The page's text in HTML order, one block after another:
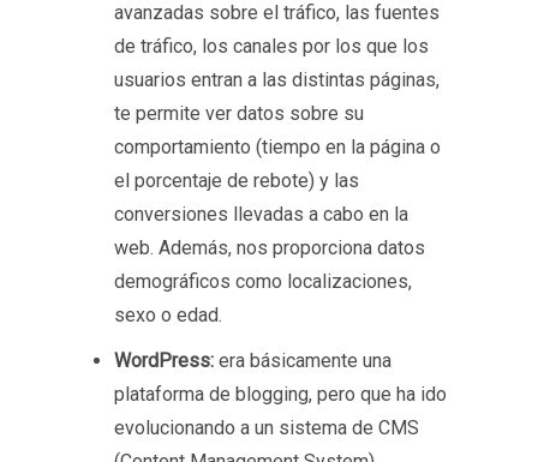
avanzadas sobre el tráfico, las fuentes
de tráfico, los canales por los que los
usuarios entran a las distintas páginas,
te permite ver datos sobre su
comportamiento (tiempo en la página o
el porcentaje de rebote) y las
conversiones llevadas a cabo en la
web. Además, nos proporciona datos
demográficos como localizaciones,
sexo o edad.
WordPress:era básicamente una
plataforma de blogging, pero que ha ido
evolucionando a un sistema de CMS